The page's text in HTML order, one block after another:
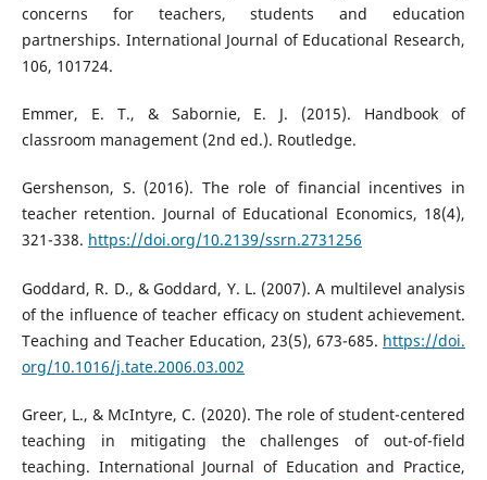
concerns for teachers, students and education
partnerships. International Journal of Educational Research,
106, 101724.
Emmer, E. T., & Sabornie, E. J. (2015). Handbook of
classroom management (2nd ed.). Routledge.
Gershenson, S. (2016). The role of financial incentives in
teacher retention. Journal of Educational Economics, 18(4),
321-338. https://doi.org/10.2139/ssrn.2731256
Goddard, R. D., & Goddard, Y. L. (2007). A multilevel analysis
of the influence of teacher efficacy on student achievement.
Teaching and Teacher Education, 23(5), 673-685. https://doi.
org/10.1016/j.tate.2006.03.002
Greer, L., & McIntyre, C. (2020). The role of student-centered
teaching in mitigating the challenges of out-of-field
teaching. International Journal of Education and Practice,